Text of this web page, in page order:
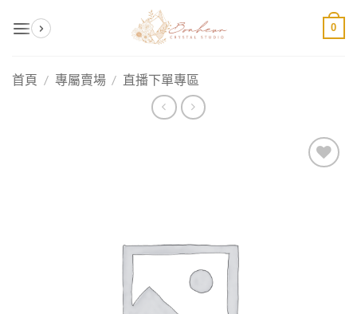
0
首頁 / 專屬賣場 / 直播下單專區